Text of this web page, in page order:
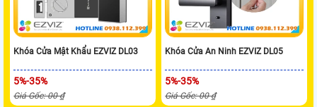
Khóa Cửa Mật Khẩu EZVIZ DL03
5%-35%
Giá Gốc: 00 ₫
Khóa Cửa An Ninh EZVIZ DL05
5%-35%
Giá Gốc: 00 ₫